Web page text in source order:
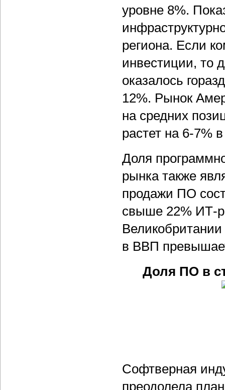
уровне 8%.
региона. Если
инвестиции, то
оказалось
12%. Рынок
на средних
растет на 6-7% в
Доля
рынка также
продажи ПО
свыше 22% ИТ-
в ВВП
Доля ПО в
Софтверная
преодолела